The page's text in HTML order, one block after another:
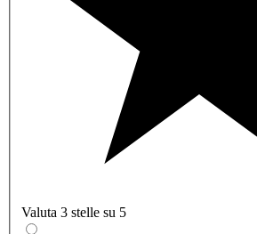
Valuta 3 stelle su 5